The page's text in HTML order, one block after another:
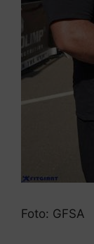
Foto: GFSA